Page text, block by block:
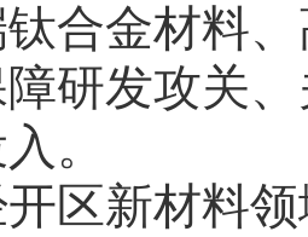
合金材料
研发攻关
。
新材料领